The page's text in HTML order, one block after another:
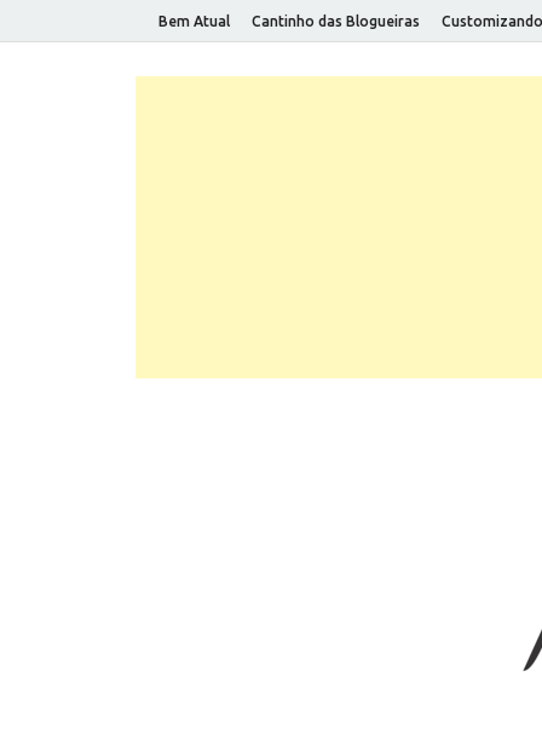
Bem Atual Cantinho das Blogueiras Customizando